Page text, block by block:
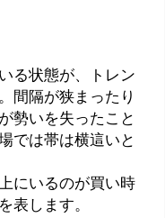
る状態が、トレン
間隔が狭まったり
勢いを失ったこと
では帯は横這いと
にいるのが買い時
表します。